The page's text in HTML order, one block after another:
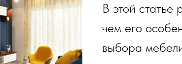
В этой
чем его
выбора